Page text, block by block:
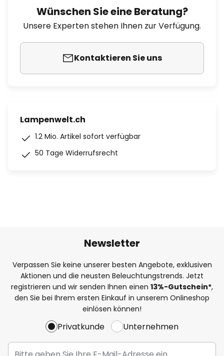
Wünschen Sie eine Beratung?
Unsere Experten stehen Ihnen zur Verfügung.
Kontaktieren Sie uns
Lampenwelt.ch
1.2 Mio. Artikel sofort verfügbar
50 Tage Widerrufsrecht
Newsletter
Verpassen Sie keine unserer besten Angebote, exklusiven
Aktionen und die neusten Beleuchtungstrends. Jetzt
registrieren und wir senden Ihnen einen 13%-Gutschein*,
den Sie bei Ihrem ersten Einkauf in unserem Onlineshop
einlösen können!
Privatkunde Unternehmen